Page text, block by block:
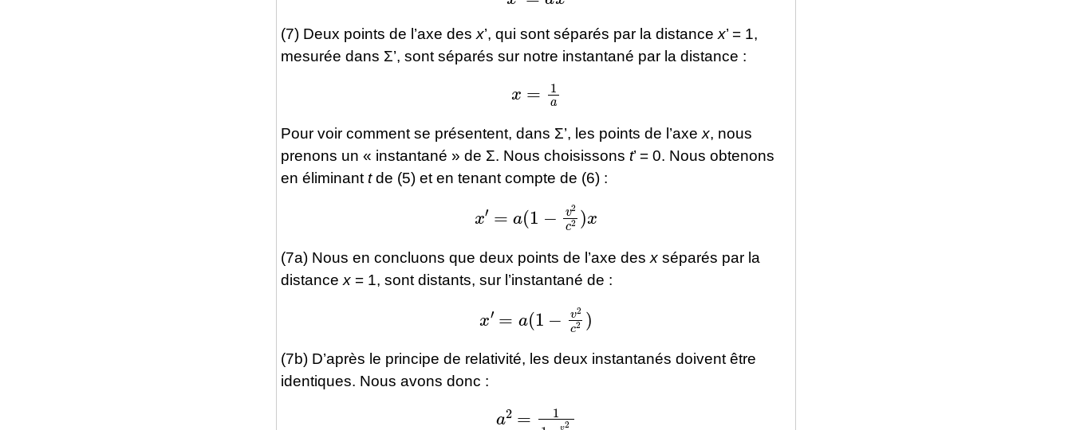
(7) Deux points de l’axe des x’, qui sont séparés par la distance x’ = 1,
mesurée dans Σ’, sont séparés sur notre instantané par la distance :
a
Pour voir comment se présentent, dans Σ’, les points de l’axe x, nous
prenons un « instantané » de Σ. Nous choisissons t’ = 0. Nous obtenons
en éliminant tde (5) et en tenant compte de (6) :
′= −v 2)x
(7a) Nous en concluons que deux points de l’axe des x séparés par la
distance x = 1, sont distants, sur l’instantané de :
′= −v 2)
(7b) D’après le principe de relativité, les deux instantanés doivent être
identiques. Nous avons donc :
a2 −v